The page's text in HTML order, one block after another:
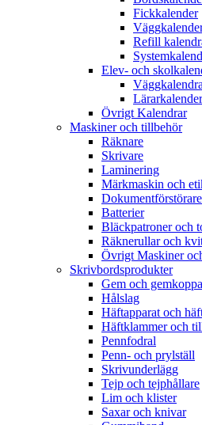
Fickkalender
Refill
Elev- och
Lärarkalender
Övrigt Kalendrar
Maskiner och tillbehör
Räknare
Skrivare
Laminering
Märkmaskin och
Dokumentförstörare
Batterier
Bläckpatroner och
Räknerullar och
Övrigt Maskiner
Skrivbordsprodukter
Gem och
Hålslag
Häftapparat och
Häftklammer och
Pennfodral
Penn- och prylställ
Skrivunderlägg
Tejp och tejphållare
Lim och klister
Saxar och knivar